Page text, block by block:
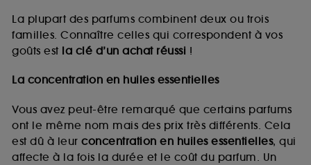
La plupart des parfums combinent deux ou trois
familles. Connaître celles qui correspondent à vos
goûts est la clé d’un achat réussi !
La concentration en huiles essentielles
Vous avez peut-être remarqué que certains parfums
ont le même nom mais des prix très différents. Cela
est dû à leur concentration en huiles essentielles, qui
affecte à la fois la durée et le coût du parfum. Un